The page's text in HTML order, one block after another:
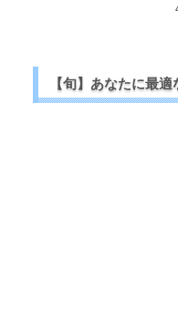
【旬】あなたに最適